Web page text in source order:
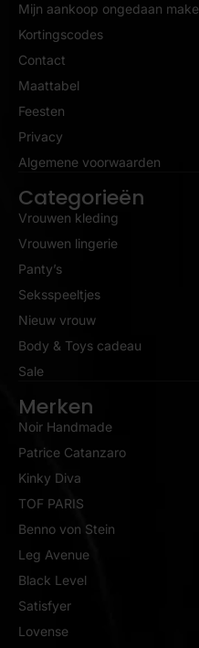
Mijn aankoop ongedaan
Kortingscodes
Contact
Maattabel
Feesten
Privacy
Algemene voorwaarden
Categorieën
Vrouwen kleding
Vrouwen lingerie
Panty’s
Seksspeeltjes
Nieuw vrouw
Body & Toys cadeau
Sale
Merken
Noir Handmade
Patrice Catanzaro
Kinky Diva
TOF PARIS
Benno von Stein
Leg Avenue
Black Level
Satisfyer
Lovense